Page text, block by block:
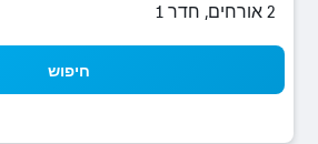
2 אורחים, חדר 1
חיפוש